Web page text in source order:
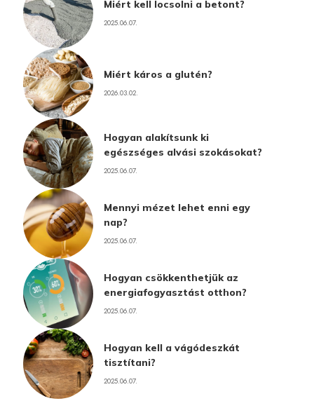
Miért kell locsolni a betont?
2025.06.07.
Miért káros a glutén?
2026.03.02.
Hogyan alakítsunk ki
egészséges alvási szokásokat?
2025.06.07.
Mennyi mézet lehet enni egy
nap?
2025.06.07.
Hogyan csökkenthetjük az
energiafogyasztást otthon?
2025.06.07.
Hogyan kell a vágódeszkát
tisztítani?
2025.06.07.